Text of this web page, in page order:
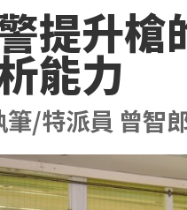
提升槍
能力
筆/特派員 曾智